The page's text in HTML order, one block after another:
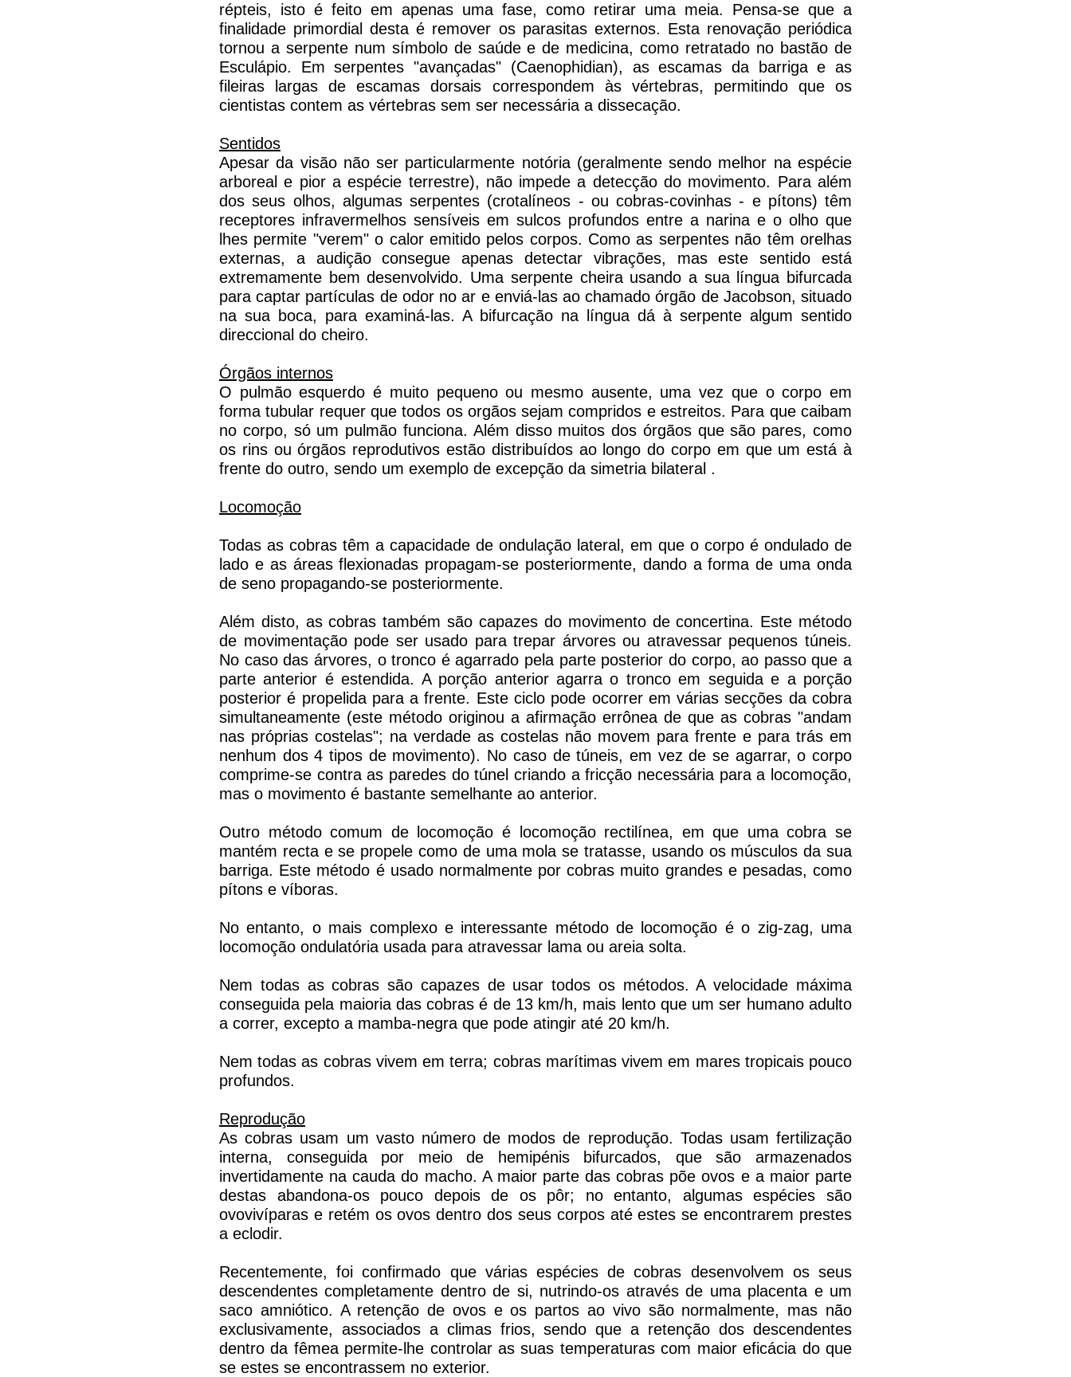
répteis, isto é feito em apenas uma fase, como retirar uma meia. Pensa-se que a
finalidade primordial desta é remover os parasitas externos. Esta renovação periódica
tornou a serpente num símbolo de saúde e de medicina, como retratado no bastão de
Esculápio. Em serpentes "avançadas" (Caenophidian), as escamas da barriga e as
fileiras largas de escamas dorsais correspondem às vértebras, permitindo que os
cientistas contem as vértebras sem ser necessária a dissecação.
Sentidos
Apesar da visão não ser particularmente notória (geralmente sendo melhor na espécie
arboreal e pior a espécie terrestre), não impede a detecção do movimento. Para além
dos seus olhos, algumas serpentes (crotalíneos - ou cobras-covinhas - e pítons) têm
receptores infravermelhos sensíveis em sulcos profundos entre a narina e o olho que
lhes permite "verem" o calor emitido pelos corpos. Como as serpentes não têm orelhas
externas, a audição consegue apenas detectar vibrações, mas este sentido está
extremamente bem desenvolvido. Uma serpente cheira usando a sua língua bifurcada
para captar partículas de odor no ar e enviá-las ao chamado órgão de Jacobson, situado
na sua boca, para examiná-las. A bifurcação na língua dá à serpente algum sentido
direccional do cheiro.
Órgãos internos
O pulmão esquerdo é muito pequeno ou mesmo ausente, uma vez que o corpo em
forma tubular requer que todos os orgãos sejam compridos e estreitos. Para que caibam
no corpo, só um pulmão funciona. Além disso muitos dos órgãos que são pares, como
os rins ou órgãos reprodutivos estão distribuídos ao longo do corpo em que um está à
frente do outro, sendo um exemplo de excepção da simetria bilateral .
Locomoção
Todas as cobras têm a capacidade de ondulação lateral, em que o corpo é ondulado de
lado e as áreas flexionadas propagam-se posteriormente, dando a forma de uma onda
de seno propagando-se posteriormente.
Além disto, as cobras também são capazes do movimento de concertina. Este método
de movimentação pode ser usado para trepar árvores ou atravessar pequenos túneis.
No caso das árvores, o tronco é agarrado pela parte posterior do corpo, ao passo que a
parte anterior é estendida. A porção anterior agarra o tronco em seguida e a porção
posterior é propelida para a frente. Este ciclo pode ocorrer em várias secções da cobra
simultaneamente (este método originou a afirmação errônea de que as cobras "andam
nas próprias costelas"; na verdade as costelas não movem para frente e para trás em
nenhum dos 4 tipos de movimento). No caso de túneis, em vez de se agarrar, o corpo
comprime-se contra as paredes do túnel criando a fricção necessária para a locomoção,
mas o movimento é bastante semelhante ao anterior.
Outro método comum de locomoção é locomoção rectilínea, em que uma cobra se
mantém recta e se propele como de uma mola se tratasse, usando os músculos da sua
barriga. Este método é usado normalmente por cobras muito grandes e pesadas, como
pítons e víboras.
No entanto, o mais complexo e interessante método de locomoção é o zig-zag, uma
locomoção ondulatória usada para atravessar lama ou areia solta.
Nem todas as cobras são capazes de usar todos os métodos. A velocidade máxima
conseguida pela maioria das cobras é de 13 km/h, mais lento que um ser humano adulto
a correr, excepto a mamba-negra que pode atingir até 20 km/h.
Nem todas as cobras vivem em terra; cobras marítimas vivem em mares tropicais pouco
profundos.
Reprodução
As cobras usam um vasto número de modos de reprodução. Todas usam fertilização
interna, conseguida por meio de hemipénis bifurcados, que são armazenados
invertidamente na cauda do macho. A maior parte das cobras põe ovos e a maior parte
destas abandona-os pouco depois de os pôr; no entanto, algumas espécies são
ovovivíparas e retém os ovos dentro dos seus corpos até estes se encontrarem prestes
a eclodir.
Recentemente, foi confirmado que várias espécies de cobras desenvolvem os seus
descendentes completamente dentro de si, nutrindo-os através de uma placenta e um
saco amniótico. A retenção de ovos e os partos ao vivo são normalmente, mas não
exclusivamente, associados a climas frios, sendo que a retenção dos descendentes
dentro da fêmea permite-lhe controlar as suas temperaturas com maior eficácia do que
se estes se encontrassem no exterior.